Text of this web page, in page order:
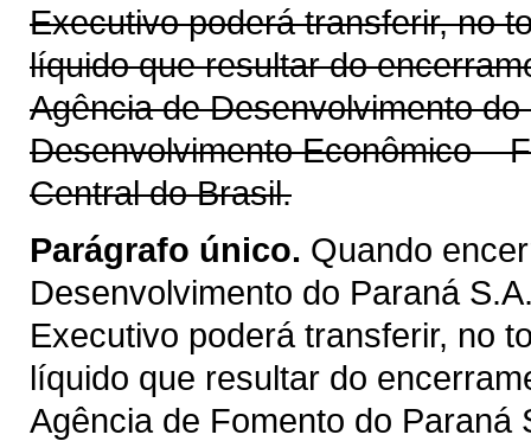
Executivo poderá transferir, no
líquido que resultar do
Agência de Desenvolvimento
Desenvolvimento Econômico –
Central do Brasil.
Parágrafo único. Quando
Desenvolvimento do Paraná
Executivo poderá transferir, no
líquido que resultar do
Agência de Fomento do Paraná